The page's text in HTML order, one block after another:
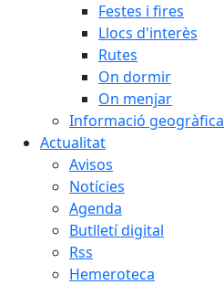
Festes i fires
Llocs d'interès
Rutes
On dormir
On menjar
Informació geogràfica
Actualitat
Avisos
Notícies
Agenda
Butlletí digital
Rss
Hemeroteca